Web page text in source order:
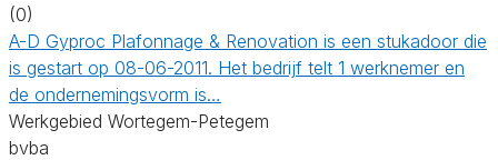
(0)
A-D Gyproc Plafonnage & Renovation is een stukadoor die
is gestart op 08-06-2011. Het bedrijf telt 1 werknemer en
de ondernemingsvorm is…
Werkgebied Wortegem-Petegem
bvba